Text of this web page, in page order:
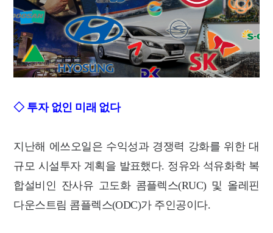
◇ 투자 없인 미래 없다
지난해 에쓰오일은 수익성과 경쟁력 강화를 위한 대
규모 시설투자 계획을 발표했다. 정유와 석유화학 복
합설비인 잔사유 고도화 콤플렉스(RUC) 및 올레핀
다운스트림 콤플렉스(ODC)가 주인공이다.